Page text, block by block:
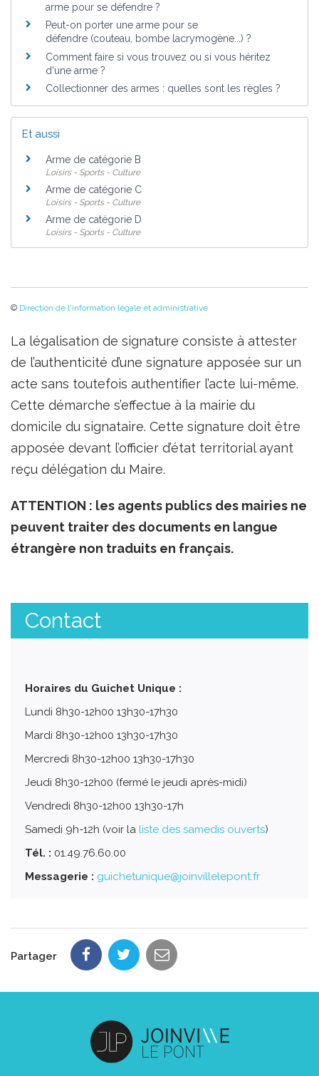
arme pour se défendre ?
Peut-on porter une arme pour se
défendre (couteau, bombe lacrymogène...) ?
Comment faire si vous trouvez ou si vous héritez
d'une arme ?
Collectionner des armes : quelles sont les règles ?
Et aussi
Arme de catégorie B
Loisirs - Sports - Culture
Arme de catégorie C
Loisirs - Sports - Culture
Arme de catégorie D
Loisirs - Sports - Culture
© Direction de l'information légale et administrative
La légalisation de signature consiste à attester
de l’authenticité d’une signature apposée sur un
acte sans toutefois authentifier l’acte lui-même.
Cette démarche s’effectue à la mairie du
domicile du signataire. Cette signature doit être
apposée devant l’officier d’état territorial ayant
reçu délégation du Maire.
ATTENTION : les agents publics des mairies ne
peuvent traiter des documents en langue
étrangère non traduits en français.
Contact
Horaires du Guichet Unique :
Lundi 8h30-12h00 13h30-17h30
Mardi 8h30-12h00 13h30-17h30
Mercredi 8h30-12h00 13h30-17h30
Jeudi 8h30-12h00 (fermé le jeudi après-midi)
Vendredi 8h30-12h00 13h30-17h
Samedi 9h-12h (voir la liste des samedis ouverts)
Tél. : 01.49.76.60.00
Messagerie : guichetunique@joinvillelepont.fr
Partager